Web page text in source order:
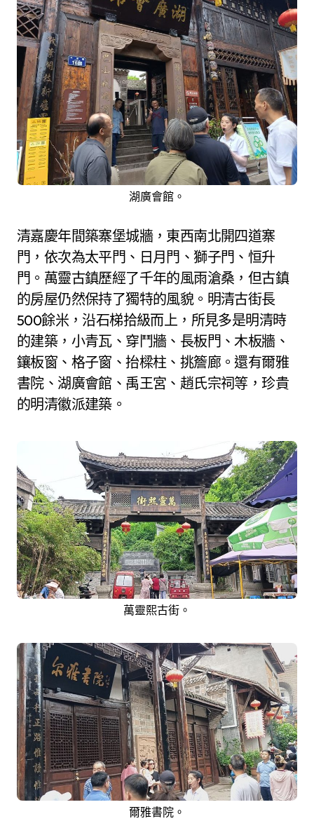
湖廣會館。
清嘉慶年間築寨堡城牆，東西南北開四道寨
門，依次為太平門、日月門、獅子門、恒升
門。萬靈古鎮歷經了千年的風雨滄桑，但古鎮
的房屋仍然保持了獨特的風貌。明清古街長
500餘米，沿石梯拾級而上，所見多是明清時
的建築，小青瓦、穿鬥牆、長板門、木板牆、
鑲板窗、格子窗、抬樑柱、挑簷廊。還有爾雅
書院、湖廣會館、禹王宮、趙氏宗祠等，珍貴
的明清徽派建築。
萬靈熙古街。
爾雅書院。